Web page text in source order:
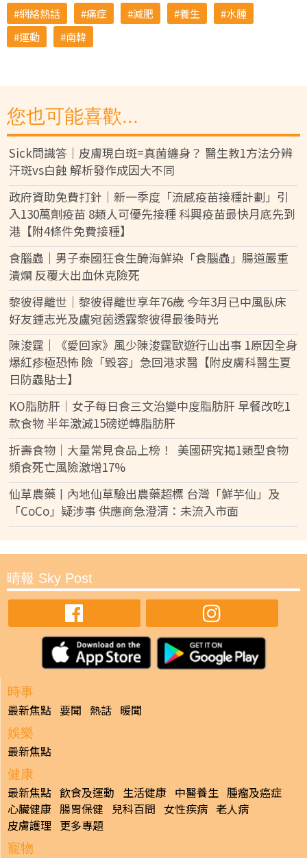
網絡熱話 痛症 減肥 養生
水腫
運動
南韓
您也可能喜歡...
Sick問識答｜皮膚現白斑=真菌纏身？ 醫生教1方法分辨
汗斑vs白蝕 解析發作成因大不同
政府資助免費打針｜新一季度「流感疫苗接種計劃」引
入130萬劑疫苗 8類人可優先接種 科興疫苗最快月底先到
港【附4條件免費接種】
食腦蟲｜男子泰國狂食生醃海鮮染「食腦蟲」腸道嚴重
潰爛 反覆大出血休克險死
黎彼得離世｜黎彼得離世享年76歲 今年3月已中風臥床
好友鍾志光及盧宛茵透露黎彼得最後時光
陳浚霆｜《愛回家》風少陳浚霆歐遊行山出事 1原因全身
爆紅疹極恐怖 險「毀容」急回港求醫【附皮膚科醫生夏
日防蟲貼士】
KO脂肪肝｜女子每日食三文治變中度脂肪肝 早餐改吃1
款食物 半年激減15磅逆轉脂肪肝
折壽食物｜大量常見食品上榜！ 美國研究揭1類型食物
頻食死亡風險激增17%
仙草農藥丨內地仙草驗出農藥超標 台灣「鮮芋仙」及
「CoCo」疑涉事 供應商急澄清：未流入市面
晴報 Sky Post
時事
最新焦點 要聞 熱話 暖聞
娛樂
最新焦點
健康
最新焦點 飲食及運動 生活健康 中醫養生 腫瘤及癌症
心臟健康 腸胃保健 兒科百問 女性疾病 老人病
皮膚護理 更多專題
寵物